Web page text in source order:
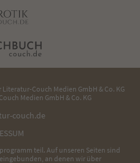
Literatur-Couch Medien GmbH & Co. KG
Medien GmbH & Co. KG
couch.de
teil. Auf unseren Seiten sind
an denen wir über